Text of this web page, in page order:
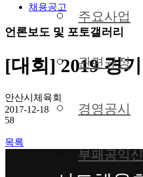
주요사업
관련규정
경영공시
부패공익
채용공고
언론보도 및 포토갤러리
[대회] 2019 경
안산시체육회
2017-12-18
58
목록